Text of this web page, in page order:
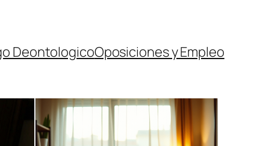
DeontologicoOposiciones y Empleo